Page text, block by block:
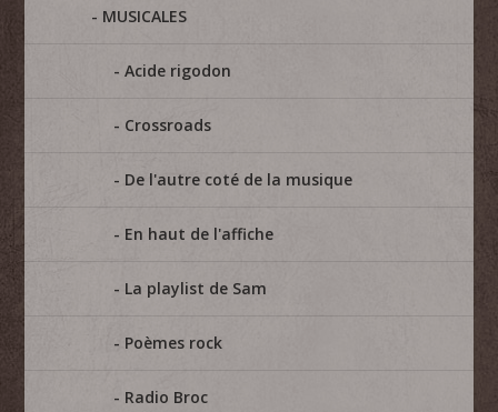
MUSICALES
Acide rigodon
Crossroads
De l'autre coté de la musique
En haut de l'affiche
La playlist de Sam
Poèmes rock
Radio Broc